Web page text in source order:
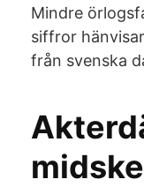
Mindre
siffror
från svenska